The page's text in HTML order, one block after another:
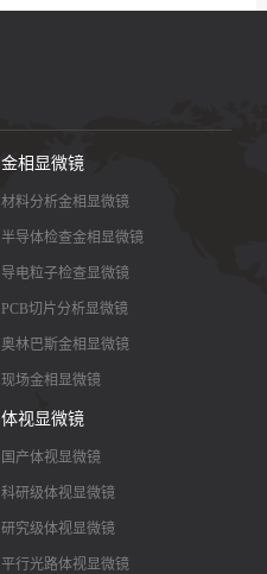
金相显微镜
材料分析金相显微镜
半导体检查金相显微镜
导电粒子检查显微镜
PCB切片分析显微镜
奥林巴斯金相显微镜
现场金相显微镜
体视显微镜
国产体视显微镜
科研级体视显微镜
研究级体视显微镜
平行光路体视显微镜